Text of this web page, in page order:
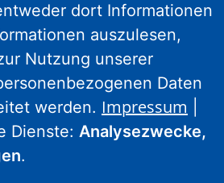
dort Informationen
auszulesen,
Nutzung unserer
Daten
werden. Impressum
Dienste: Analysezwecke,
.